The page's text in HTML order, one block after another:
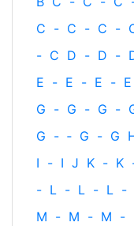
C - C - C -
- C D - D -
E - E - E - E
G - G - G -
G - ‐ G - G
I - I J K - K
- L - L - L -
M - M - M -